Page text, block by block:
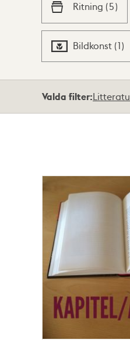
Ritning (5)
Bildkonst (1)
Valda filter: